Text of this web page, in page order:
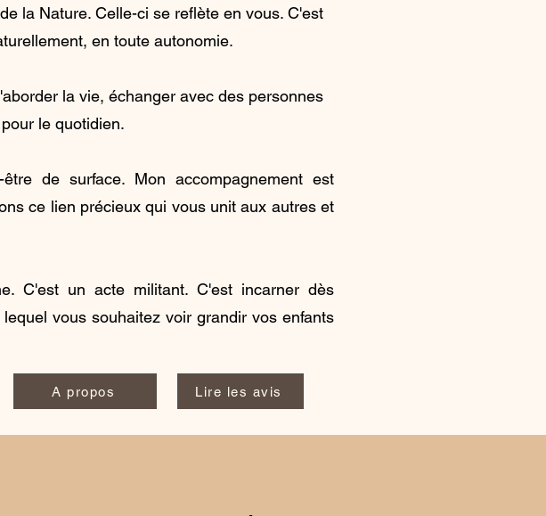
la Nature. Celle-ci se reflète en vous. C'est
en toute autonomie.
la vie, échanger avec des personnes
le quotidien.
de surface. Mon accompagnement est
ce lien précieux qui vous unit aux autres et
C'est un acte militant. C'est incarner dès
vous souhaitez voir grandir vos enfants
A propos Lire les avis